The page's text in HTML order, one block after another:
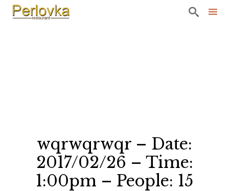

wqrwqrwqr – Date:
2017/02/26 – Time:
1:00pm – People: 15